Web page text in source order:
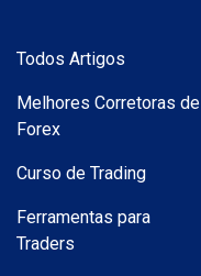
Todos Artigos
Melhores Corretoras de
Forex
Curso de Trading
Ferramentas para
Traders